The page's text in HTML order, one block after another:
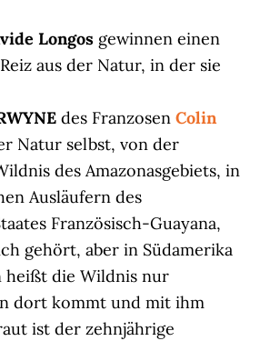
Longos gewinnen einen
aus der Natur, in der sie
des FranzosenColin
Natur selbst, von der
des Amazonasgebiets, in
Ausläufern des
Französisch-Guayana,
gehört, aber in Südamerika
heißt die Wildnis nur
dort kommt und mit ihm
ist der zehnjährige